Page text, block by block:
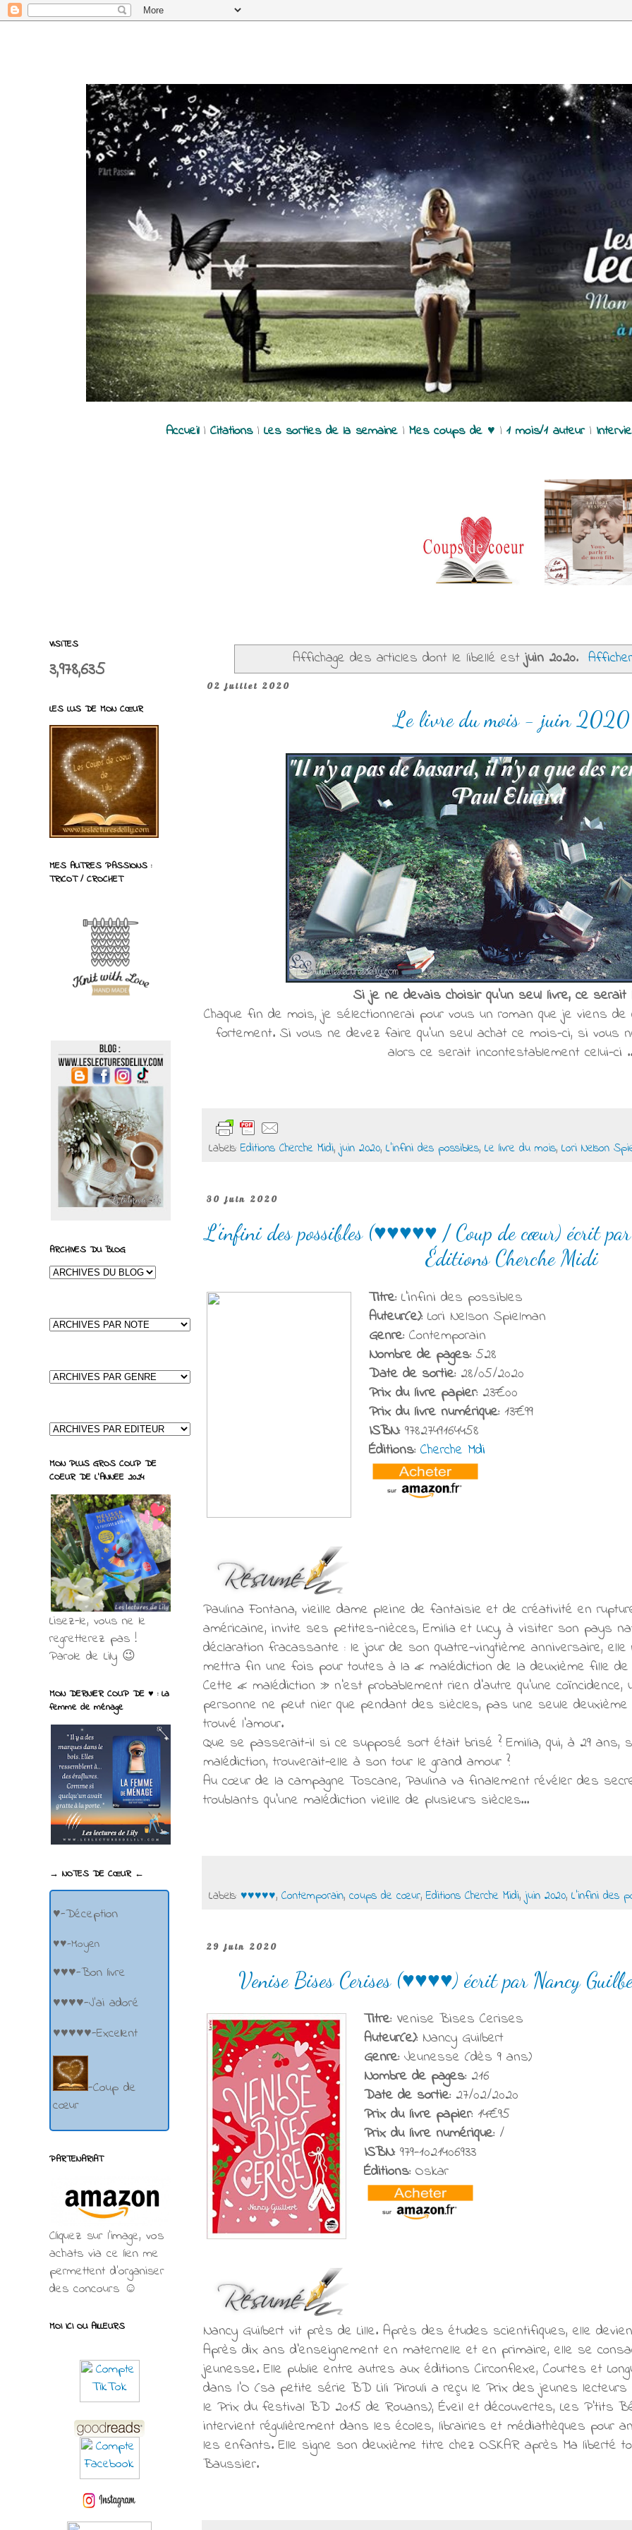
Accueil| Citations| Les sorties de la semaine| Mes coups de ♥ | 1 mois/1 auteur|
Affichage des articles dont le libellé estjuin 2020.
02 juillet 2020
Le livre du mois - juin 2020
Si je ne devais choisir qu'un seul livre, ce serait
Chaque fin de mois, je sélectionnerai pour vous un roman que je viens
fortement. Si vous ne devez faire qu'un seul achat ce mois-ci, si vous
alors ce serait incontestablement celui-ci
Labels: Editions Cherche Midi,juin 2020, L'infini des possibles, Le livre du mois, Lori Nelson
30 juin 2020
L'infini des possibles (♥♥♥♥♥ / Coup de cœur) écrit
Éditions Cherche Midi
Titre: L'infini des possibles
Auteur(e): Lori Nelson Spielman
Genre: Contemporain
Nombre de pages: 528
Date de sortie: 28/05/2020
Prix du livre papier: 23€00
Prix du livre numérique: 13€99
ISBN: 9782749164458
Éditions: Cherche Mdi
Paulina Fontana, vieille dame pleine de fantaisie et de créativité en
américaine, invite ses petites-nièces, Emilia et Lucy, à visiter son pays
déclaration fracassante : le jour de son quatre-vingtième anniversaire,
mettra fin une fois pour toutes à la « malédiction de la deuxième fille
Cette « malédiction » n’est probablement rien d’autre qu’une coïncidence,
personne ne peut nier que pendant des siècles, pas une seule
trouvé l’amour.
Que se passerait-il si ce supposé sort était brisé ? Emilia, qui, à 29 ans,
malédiction, trouverait-elle à son tour le grand amour ?
Au cœur de la campagne Toscane, Paulina va finalement révéler des
troublants qu’une malédiction vieille de plusieurs siècles…
Labels: ♥♥♥♥♥, Contemporain, coups de cœur, Editions Cherche Midi,juin 2020, L'infini des
29 juin 2020
Venise Bises Cerises (♥♥♥♥) écrit par Nancy
Titre: Venise Bises Cerises
Auteur(e): Nancy Guilbert
Genre: Jeunesse (dès 9 ans)
Nombre de pages: 216
Date de sortie: 27/02/2020
Prix du livre papier: 14€95
Prix du livre numérique: /
ISBN:979-1021406933
Éditions: Oskar
Nancy Guilbert vit près de Lille. Après des études scientifiques, elle
Après dix ans d'enseignement en maternelle et en primaire, elle se
jeunesse. Elle publie entre autres aux éditions Circonflexe, Courtes et
dans l'O (sa petite série BD Lili Pirouli a reçu le Prix des jeunes lecteurs
le Prix du festival BD 2015 de Rouans), Éveil et découvertes, Les P'tits
intervient régulièrement dans les écoles, librairies et médiathèques pour
les enfants. Elle signe son deuxième titre chez OSKAR après Ma liberté
Baussier.
VISITES
3,978,635
LES LUS DE MON CŒUR
MES AUTRES PASSIONS :
TRICOT / CROCHET
ARCHIVES DU BLOG
MON PLUS GROS COUP DE
COEUR DE L'ANNEE 2024
Lisez-le, vous ne le
regretterez pas !
Parole de Lily 😉
MON DERNIER COUP DE ♥ : La
femme de ménage
→ NOTES DE CŒUR ←
♥-Déception
♥♥-Moyen
♥♥♥-Bon livre
♥♥♥♥-J'ai adoré
♥♥♥♥♥-Excellent
-Coup de
cœur
PARTENARIAT
Cliquez sur l'image, vos
achats via ce lien me
permettent d’organiser
des concours ☺
MOI ICI OU AILLEURS